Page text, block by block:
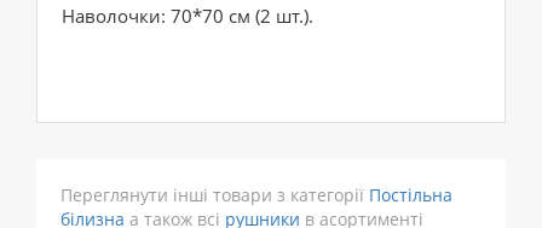
Наволочки: 70*70 см (2 шт.).
Переглянути інші товари з категорії Постільна
білизна а також всі рушники в асортименті